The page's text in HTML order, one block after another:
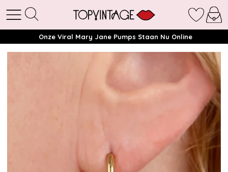
Onze Viral Mary Jane Pumps Staan Nu Online